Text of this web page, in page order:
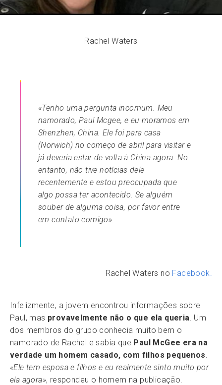
Rachel Waters
«Tenho uma pergunta incomum. Meu
namorado, Paul Mcgee, e eu moramos em
Shenzhen, China. Ele foi para casa
(Norwich) no começo de abril para visitar e
já deveria estar de volta à China agora. No
entanto, não tive notícias dele
recentemente e estou preocupada que
algo possa ter acontecido. Se alguém
souber de alguma coisa, por favor entre
em contato comigo».
Rachel Waters no Facebook.
Infelizmente, a jovem encontrou informações sobre
Paul, mas provavelmente não o que ela queria . Um
dos membros do grupo conhecia muito bem o
namorado de Rachel e sabia que Paul McGee era na
verdade um homem casado, com filhos pequenos
«Ele tem esposa e filhos e eu realmente sinto muito por
ela agora», respondeu o homem na publicação.